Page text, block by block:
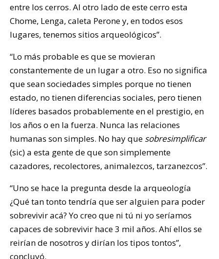
entre los cerros. Al otro lado de este cerro esta
Chome, Lenga, caleta Perone y, en todos esos
lugares, tenemos sitios arqueológicos”.
“Lo más probable es que se movieran
constantemente de un lugar a otro. Eso no significa
que sean sociedades simples porque no tienen
estado, no tienen diferencias sociales, pero tienen
líderes basados probablemente en el prestigio, en
los años o en la fuerza. Nunca las relaciones
humanas son simples. No hay que sobresimplificar
(sic) a esta gente de que son simplemente
cazadores, recolectores, animalezcos, tarzanezcos”.
“Uno se hace la pregunta desde la arqueología
¿Qué tan tonto tendría que ser alguien para poder
sobrevivir acá? Yo creo que ni tú ni yo seríamos
capaces de sobrevivir hace 3 mil años. Ahí ellos se
reirían de nosotros y dirían los tipos tontos”,
concluyó.